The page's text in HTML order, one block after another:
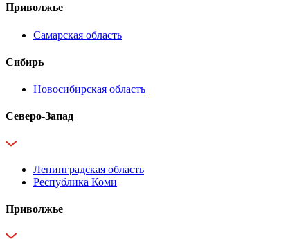
Приволжье
Самарская область
Сибирь
Новосибирская область
Северо-Запад
Ленинградская область
Республика Коми
Приволжье